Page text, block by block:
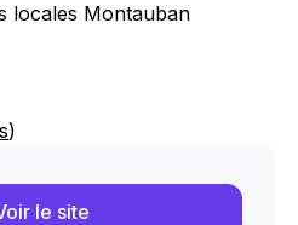
locales Montauban
)
le site